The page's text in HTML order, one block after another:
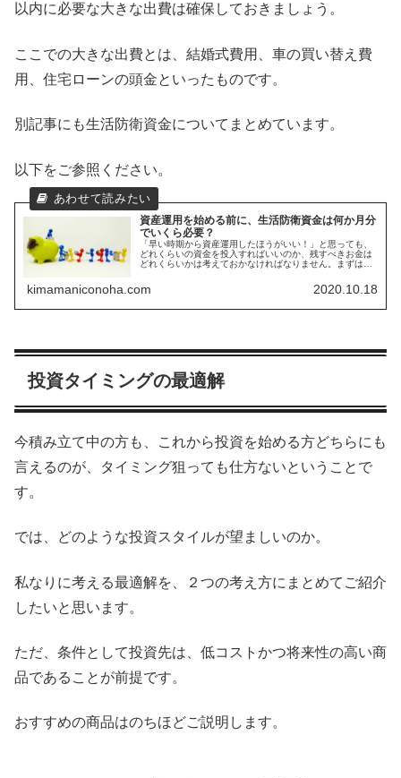
以内に必要な大きな出費は確保しておきましょう。
ここでの大きな出費とは、結婚式費用、車の買い替え費
用、住宅ローンの頭金といったものです。
別記事にも生活防衛資金についてまとめています。
以下をご参照ください。
資産運用を始める前に、生活防衛資金は何か月分
でいくら必要？
「早い時期から資産運用したほうがいい！」と思っても、
どれくらいの資金を投入すればいいのか、残すべきお金は
どれくらいかは考えておかなければなりません。まずはお
kimamaniconoha.com 2020.10.18
投資タイミングの最適解
今積み立て中の方も、これから投資を始める方どちらにも
言えるのが、タイミング狙っても仕方ないということで
す。
では、どのような投資スタイルが望ましいのか。
私なりに考える最適解を、２つの考え方にまとめてご紹介
したいと思います。
ただ、条件として投資先は、低コストかつ将来性の高い商
品であることが前提です。
おすすめの商品はのちほどご説明します。